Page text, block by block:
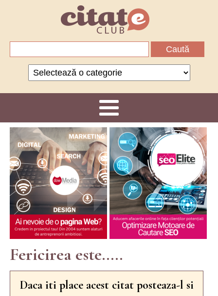
Categorii
Fericirea este.....
Daca iti place acest citat posteaza-l si